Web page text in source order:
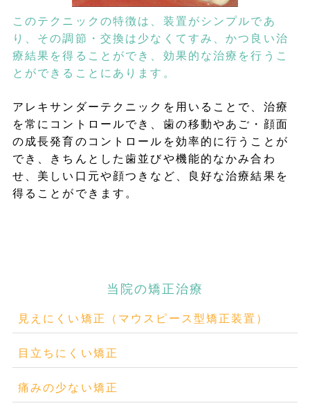
このテクニックの特徴は、装置がシンプルであ
り、その調節・交換は少なくてすみ、かつ良い治
療結果を得ることができ、効果的な治療を行うこ
とができることにあります。
アレキサンダーテクニックを用いることで、治療
を常にコントロールでき、歯の移動やあご・顔面
の成長発育のコントロールを効率的に行うことが
でき、きちんとした歯並びや機能的なかみ合わ
せ、美しい口元や顔つきなど、良好な治療結果を
得ることができます。
当院の矯正治療
見えにくい矯正（マウスピース型矯正装置）
目立ちにくい矯正
痛みの少ない矯正